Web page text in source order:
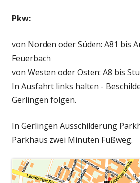
Pkw:
von Norden oder Süden: A81 bis
Feuerbach
von Westen oder Osten: A8 bis
In Ausfahrt links halten -
Gerlingen folgen.
In Gerlingen Ausschilderung
Parkhaus zwei Minuten Fußweg.